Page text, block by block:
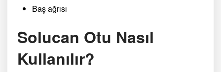
Baş ağrısı
Solucan Otu Nasıl
Kullanılır?